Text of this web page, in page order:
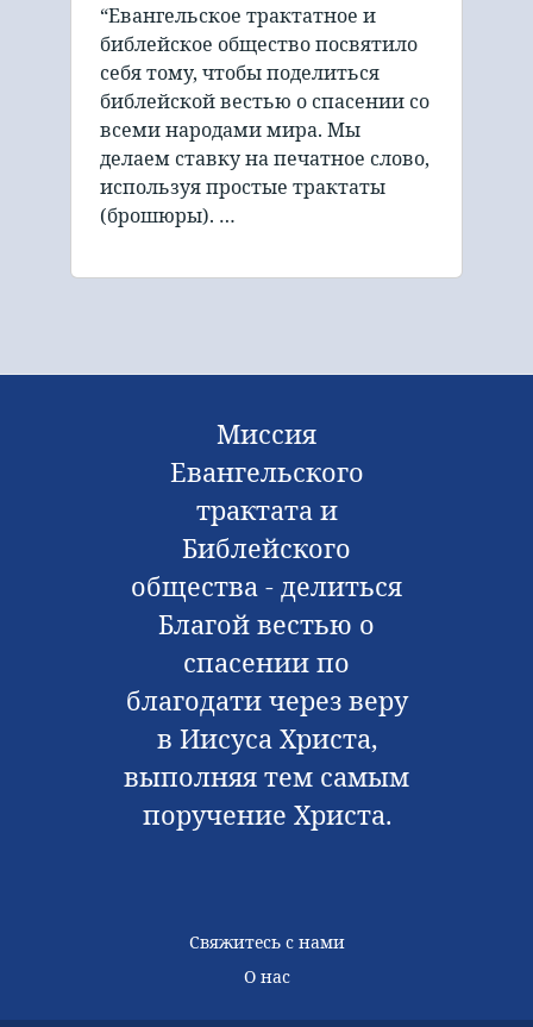
“Евангельское трактатное и
библейское общество посвятило
себя тому, чтобы поделиться
библейской вестью о спасении со
всеми народами мира. Мы
делаем ставку на печатное слово,
используя простые трактаты
(брошюры). …
Миссия
Евангельского
трактата и
Библейского
общества - делиться
Благой вестью о
спасении по
благодати через веру
в Иисуса Христа,
выполняя тем самым
поручение Христа.
Свяжитесь с нами
О нас